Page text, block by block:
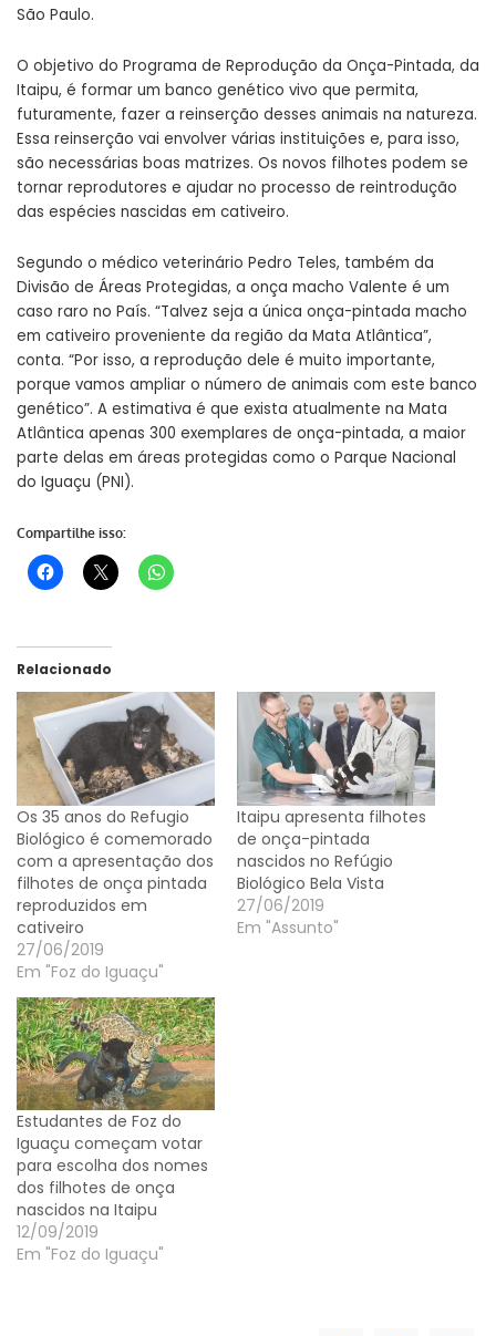
São Paulo.
O objetivo do Programa de Reprodução da Onça-Pintada, da
Itaipu, é formar um banco genético vivo que permita,
futuramente, fazer a reinserção desses animais na natureza.
Essa reinserção vai envolver várias instituições e, para isso,
são necessárias boas matrizes. Os novos filhotes podem se
tornar reprodutores e ajudar no processo de reintrodução
das espécies nascidas em cativeiro.
Segundo o médico veterinário Pedro Teles, também da
Divisão de Áreas Protegidas, a onça macho Valente é um
caso raro no País. “Talvez seja a única onça-pintada macho
em cativeiro proveniente da região da Mata Atlântica”,
conta. “Por isso, a reprodução dele é muito importante,
porque vamos ampliar o número de animais com este banco
genético”. A estimativa é que exista atualmente na Mata
Atlântica apenas 300 exemplares de onça-pintada, a maior
parte delas em áreas protegidas como o Parque Nacional
do Iguaçu (PNI).
Compartilhe isso:
Relacionado
Os 35 anos do Refugio
Biológico é comemorado
com a apresentação dos
filhotes de onça pintada
reproduzidos em
cativeiro
27/06/2019
Em "Foz do Iguaçu"
Itaipu apresenta filhotes
de onça-pintada
nascidos no Refúgio
Biológico Bela Vista
27/06/2019
Em "Assunto"
Estudantes de Foz do
Iguaçu começam votar
para escolha dos nomes
dos filhotes de onça
nascidos na Itaipu
12/09/2019
Em "Foz do Iguaçu"